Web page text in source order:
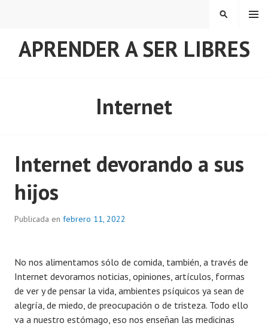
APRENDER A SER LIBRES
MENÚ
BUSCAR
Internet
Internet devorando a sus
hijos
Publicada en febrero 11, 2022
No nos alimentamos sólo de comida, también, a través de
Internet devoramos noticias, opiniones, artículos, formas
de ver y de pensar la vida, ambientes psíquicos ya sean de
alegría, de miedo, de preocupación o de tristeza. Todo ello
va a nuestro estómago, eso nos enseñan las medicinas